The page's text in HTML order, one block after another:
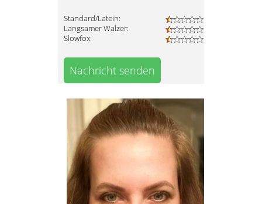
Standard/Latein:
Langsamer Walzer:
Slowfox:
Nachricht senden